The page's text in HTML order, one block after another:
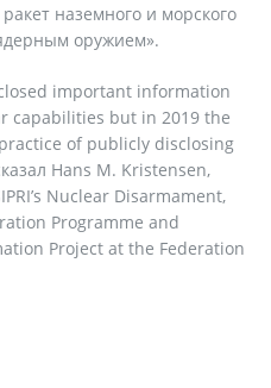
наземного и морского
оружием».
important information
capabilities but in 2019 the
of publicly disclosing
Hans M. Kristensen,
Nuclear Disarmament,
Programme and
Project at the Federation